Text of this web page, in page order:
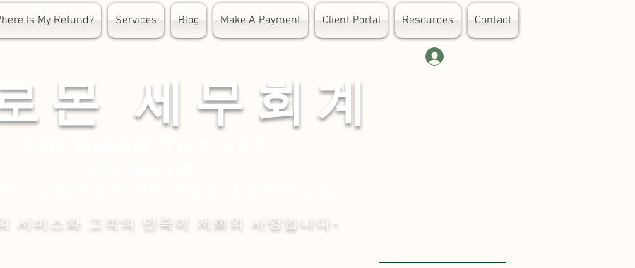
Is My Refund? Services Blog Make A Payment Client Portal Resources Contact
몬 세 무 회 계
서비스와 고객의 만족이 저희의 사명입니다-